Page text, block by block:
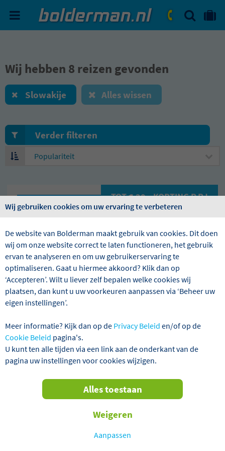
ma. - vr.: 09:00 - 17:30
ZOEKEN
Wij hebben 8 reizen gevonden
Slowakije Alles wissen
Verder filteren
8 dagen Bijzonder Moravië light all-inclusive
TOT € 30,- KORTING P.P.!
vanaf€ 649,-
VERTREKGARANTIES!
Wij gebruiken cookies om uw ervaring te verbeteren
De website van Bolderman maakt gebruik van cookies. Dit doen
wij om onze website correct te laten functioneren, het gebruik
ervan te analyseren en om uw gebruikerservaring te
optimaliseren. Gaat u hiermee akkoord? Klik dan op
‘Accepteren’. Wilt u liever zelf bepalen welke cookies wij
plaatsen, dan kunt u uw voorkeuren aanpassen via ‘Beheer uw
eigen instellingen’.
Meer informatie? Kijk dan op de Privacy Beleid en/of op de
Cookie Beleid pagina's.
U kunt ten alle tijden via een link aan de onderkant van de
pagina uw instellingen voor cookies wijzigen.
Aanpassen
Weigeren
Alles toestaan